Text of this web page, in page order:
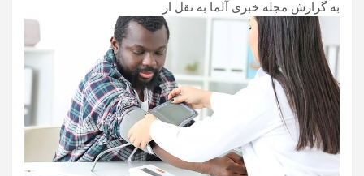
به گزارش مجله خبری آلما به نقل از